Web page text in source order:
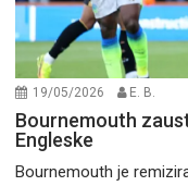
19/05/2026 E. B.
Bournemouth
Engleske
Bournemouth je